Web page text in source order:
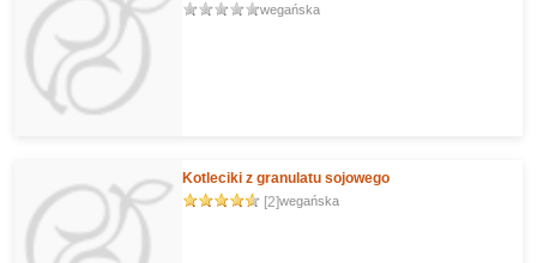
wegańska
Kotleciki z granulatu sojowego
[2]wegańska